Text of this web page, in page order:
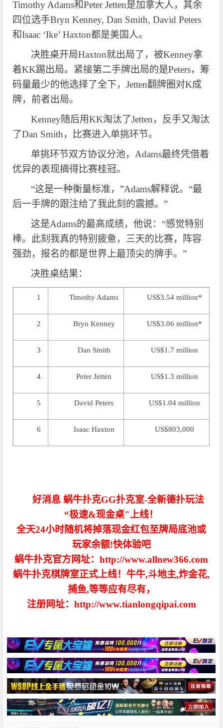
Timothy Adams和Peter Jetten是加拿大人，其余
四位选手Bryn Kenney, Dan Smith, David Peters
和Isaac ‘Ike’ Haxton都是美国人。
决胜桌开局Haxton就出局了，被Kenney拿
着KK踢出局。紧接第二手牌出局的是Peters，筹
码量最少的他选择了全下，Jetten翻牌圈对K成
牌，前者出局。
Kenney随后用KK淘汰了Jetten，反手又淘汰
了Dan Smith，比赛进入单挑环节。
单挑环节双方协议分池，Adams最终凭借着
优异的表现摘得比赛桂冠。
“这是一种衡量标准，”Adams解释说。“最
后一手牌的跟注给了我此刻的震撼。”
这是Adams的最高成绩，他说：“感觉特别
棒。此刻我真的特别疲惫，三天的比赛，阵容
强劲，报名的都是世界上最顶尖的牌手。”
决胜桌结果：
1 Timothy Adams US$3.54 million*
2 Bryn Kenney US$3.06 million*
3 Dan Smith US$1.7 million
4 Peter Jetten US$1.3 million
5 David Peters US$1.04 million
6 Isaac Haxton US$803,000
好消息 蜗牛扑克GG扑克室-全新德扑玩法
“极速&现金桌"上线！
全天24小时随机将掉落现金红包至牌局底池或
玩家余额!快体验吧
蜗牛扑克官方网址：http://www.allnew366.com
蜗牛扑克棋牌室正式上线！牛牛,斗地主,炸金花,
捕鱼,等等应有尽有，
注册网址：http://www.tianlongqipai.com